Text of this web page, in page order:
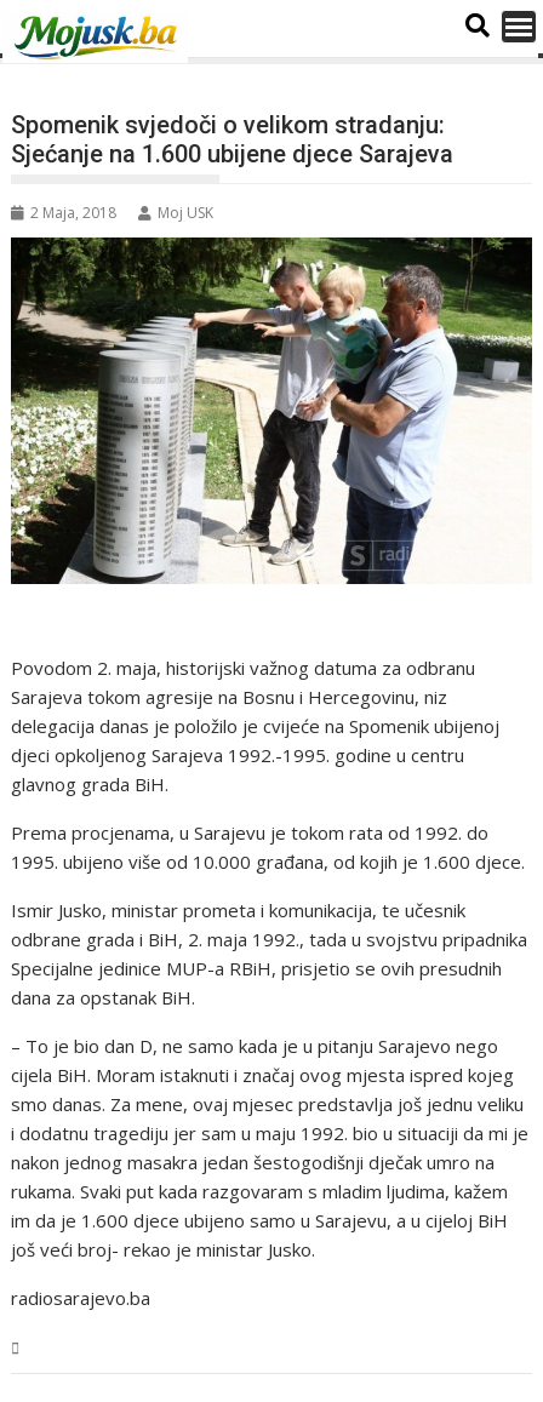
Spomenik svjedoči o velikom stradanju:
Sjećanje na 1.600 ubijene djece Sarajeva
2 Maja, 2018 Moj USK
Povodom 2. maja, historijski važnog datuma za odbranu
Sarajeva tokom agresije na Bosnu i Hercegovinu, niz
delegacija danas je položilo je cvijeće na Spomenik ubijenoj
djeci opkoljenog Sarajeva 1992.-1995. godine u centru
glavnog grada BiH.
Prema procjenama, u Sarajevu je tokom rata od 1992. do
1995. ubijeno više od 10.000 građana, od kojih je 1.600 djece.
Ismir Jusko, ministar prometa i komunikacija, te učesnik
odbrane grada i BiH, 2. maja 1992., tada u svojstvu pripadnika
Specijalne jedinice MUP-a RBiH, prisjetio se ovih presudnih
dana za opstanak BiH.
– To je bio dan D, ne samo kada je u pitanju Sarajevo nego
cijela BiH. Moram istaknuti i značaj ovog mjesta ispred kojeg
smo danas. Za mene, ovaj mjesec predstavlja još jednu veliku
i dodatnu tragediju jer sam u maju 1992. bio u situaciji da mi je
nakon jednog masakra jedan šestogodišnji dječak umro na
rukama. Svaki put kada razgovaram s mladim ljudima, kažem
im da je 1.600 djece ubijeno samo u Sarajevu, a u cijeloj BiH
još veći broj- rekao je ministar Jusko.
radiosarajevo.ba